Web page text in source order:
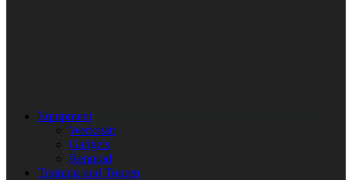
Equipment
Werkstatt
Gadgets
Rennrad
Training und Touren